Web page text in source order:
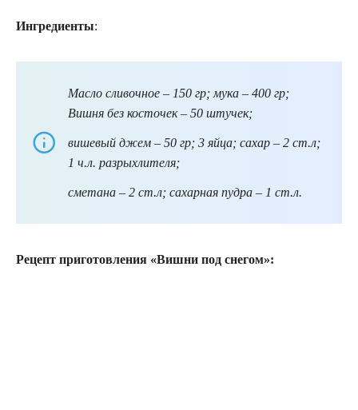
Ингредиенты:
Масло сливочное – 150 гр; мука – 400 гр;
Вишня без косточек – 50 штучек;
вишевый джем – 50 гр; 3 яйца; сахар – 2 ст.л;
1 ч.л. разрыхлителя;
сметана – 2 ст.л; сахарная пудра – 1 ст.л.
Рецепт приготовления «Вишни под снегом»: